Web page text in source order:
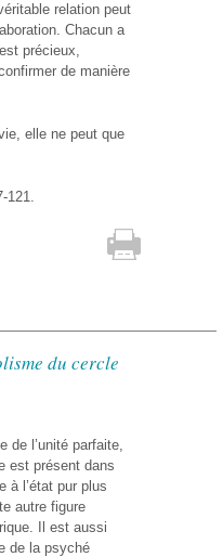
relation peut
Chacun a
précieux,
de manière
elle ne peut que
121.
du cercle
de l’unité parfaite,
est présent dans
à l’état pur plus
autre figure
Il est aussi
de la psyché